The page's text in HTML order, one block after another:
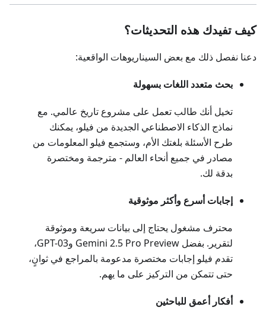
كيف تفيدك هذه التحديثات؟
دعنا نفصل ذلك مع بعض السيناريوهات الواقعية:
بحث متعدد اللغات بسهولة
تخيل أنك طالب تعمل على مشروع تاريخ عالمي. مع
نماذج الذكاء الاصطناعي الجديدة من فيلو، يمكنك
طرح الأسئلة بلغتك الأم، وستجمع فيلو المعلومات من
مصادر في جميع أنحاء العالم - مترجمة ومختصرة
بدقة لك.
إجابات أسرع وأكثر موثوقية
محترف مشغول يحتاج إلى بيانات سريعة وموثوقة
لتقرير. بفضل Gemini 2.5 Pro Preview وGPT-03،
تقدم فيلو إجابات مختصرة مدعومة بالمراجع في ثوانٍ،
حتى تتمكن من التركيز على ما يهم.
أفكار أعمق للباحثين